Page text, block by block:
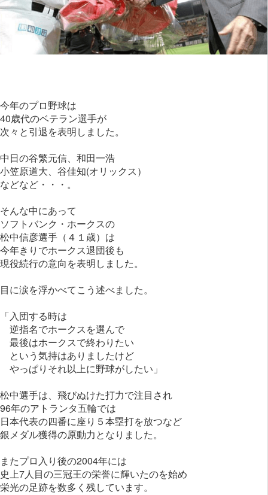
今年のプロ野球は
40歳代のベテラン選手が
次々と引退を表明しました。
中日の谷繁元信、和田一浩
小笠原道大、谷佳知(オリックス）
などなど・・・。
そんな中にあって
ソフトバンク・ホークスの
松中信彦選手（４１歳）は
今年きりでホークス退団後も
現役続行の意向を表明しました。
目に涙を浮かべてこう述べました。
「入団する時は
逆指名でホークスを選んで
最後はホークスで終わりたい
という気持はありましたけど
やっぱりそれ以上に野球がしたい」
松中選手は、飛びぬけた打力で注目され
96年のアトランタ五輪では
日本代表の四番に座り５本塁打を放つなど
銀メダル獲得の原動力となりました。
またプロ入り後の2004年には
史上7人目の三冠王の栄誉に輝いたのを始め
栄光の足跡を数多く残しています。